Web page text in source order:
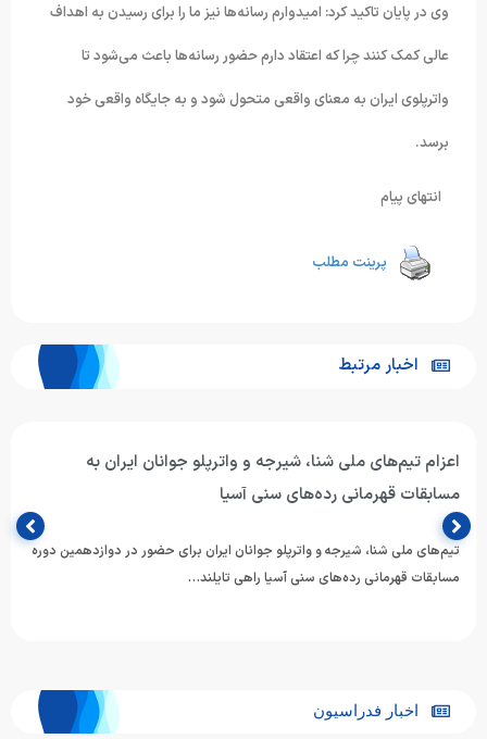
وی در پایان تاکید کرد: امیدوارم رسانه‌ها نیز ما را برای رسیدن به اهداف
عالی کمک کنند چرا که اعتقاد دارم حضور رسانه‌ها باعث می‌شود تا
واترپلوی ایران به معنای واقعی متحول شود و به جایگاه واقعی خود
برسد.
انتهای پیام
پرینت مطلب
اخبار مرتبط
اعزام تیم‌های ملی شنا، شیرجه و واترپلو جوانان ایران به
مسابقات قهرمانی رده‌های سنی آسیا
تیم‌های ملی شنا، شیرجه و واترپلو جوانان ایران برای حضور در دوازدهمین دوره
مسابقات قهرمانی رده‌های سنی آسیا راهی تایلند…
اخبار فدراسیون